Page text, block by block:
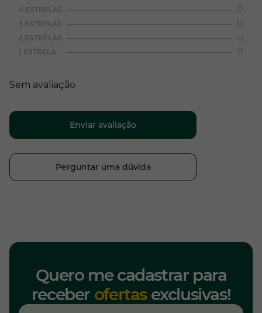
4 ESTRELAS 0
3 ESTRELAS 0
2 ESTRELAS 0
1 ESTRELA 0
Sem avaliação
Enviar avaliação
Perguntar uma dúvida
Quero me cadastrar para
receber ofertasexclusivas!